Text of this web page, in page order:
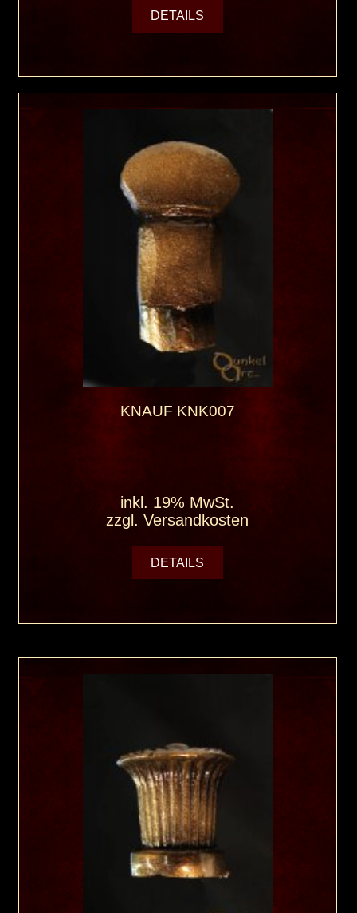
DETAILS
KNAUF KNK007
inkl. 19% MwSt.
zzgl.Versandkosten
DETAILS